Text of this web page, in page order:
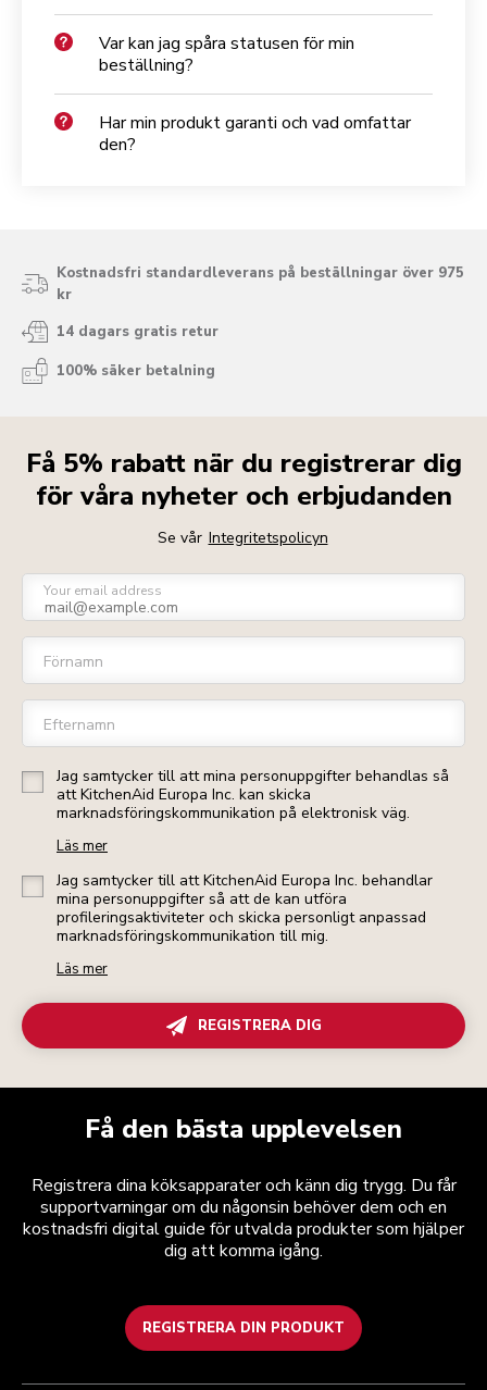
Var kan jag spåra statusen för min
beställning?
Har min produkt garanti och vad omfattar
den?
Kostnadsfri standardleverans på beställningar över 975
kr
14 dagars gratis retur
100% säker betalning
Få 5% rabatt när du registrerar dig
för våra nyheter och erbjudanden
Se vår Integritetspolicyn
Your email address
Förnamn
Efternamn
Jag samtycker till att mina personuppgifter behandlas så
att KitchenAid Europa Inc. kan skicka
marknadsföringskommunikation på elektronisk väg.
Läs mer
Jag samtycker till att KitchenAid Europa Inc. behandlar
mina personuppgifter så att de kan utföra
profileringsaktiviteter och skicka personligt anpassad
marknadsföringskommunikation till mig.
Läs mer
REGISTRERA DIG
Få den bästa upplevelsen
Registrera dina köksapparater och känn dig trygg. Du får
supportvarningar om du någonsin behöver dem och en
kostnadsfri digital guide för utvalda produkter som hjälper
dig att komma igång.
REGISTRERA DIN PRODUKT